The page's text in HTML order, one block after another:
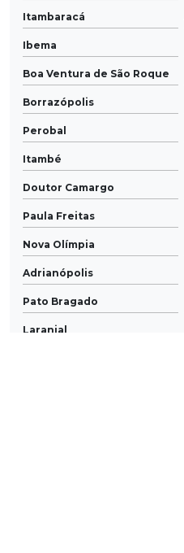
Itambaracá
Ibema
Boa Ventura de São Roque
Borrazópolis
Perobal
Itambé
Doutor Camargo
Paula Freitas
Nova Olímpia
Adrianópolis
Pato Bragado
Laranjal